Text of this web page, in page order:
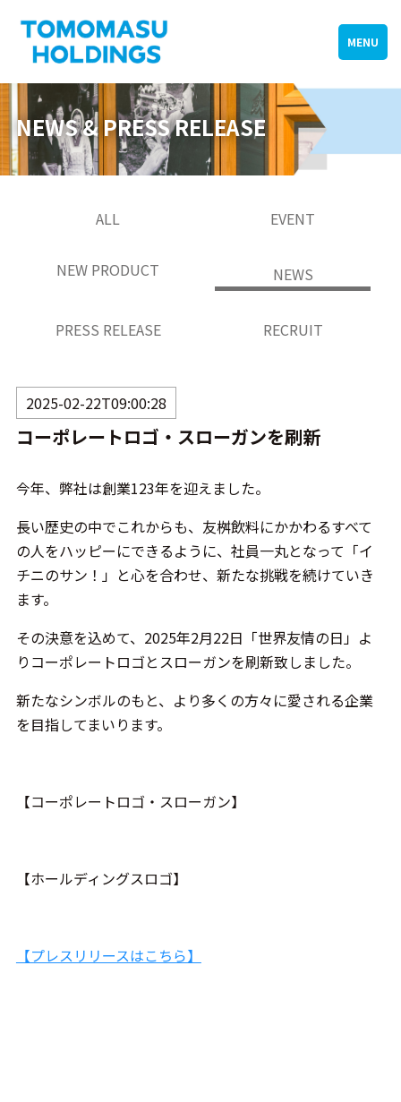
MENU
NEWS & PRESS RELEASE
ALL EVENT
NEW PRODUCT NEWS
PRESS RELEASE RECRUIT
2025-02-22T09:00:28
コーポレートロゴ・スローガンを刷新
今年、弊社は創業123年を迎えました。
長い歴史の中でこれからも、友桝飲料にかかわるすべて
の人をハッピーにできるように、社員一丸となって「イ
チニのサン！」と心を合わせ、新たな挑戦を続けていき
ます。
その決意を込めて、2025年2月22日「世界友情の日」よ
りコーポレートロゴとスローガンを刷新致しました。
新たなシンボルのもと、より多くの方々に愛される企業
を目指してまいります。
【コーポレートロゴ・スローガン】
【ホールディングスロゴ】
【プレスリリースはこちら】